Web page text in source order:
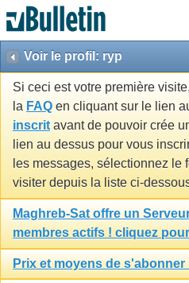
Voir le profil: ryp
Si ceci est votre première
la FAQ en cliquant sur le lien
inscrit avant de pouvoir crée
lien au dessus pour vous
les messages, sélectionnez le
visiter depuis la liste ci-
Maghreb-Sat offre un
membres actifs ! cliquez
Prix et moyens de